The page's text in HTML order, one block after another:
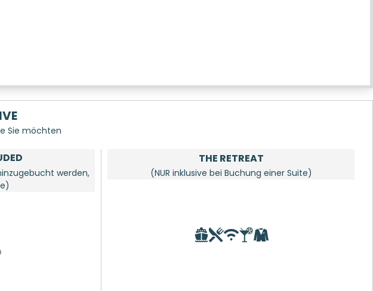
Sie möchten
werden,
THE RETREAT
(NUR inklusive bei Buchung einer Suite)